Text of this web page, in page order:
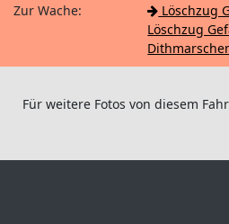
Zur Wache:
Löschzug
Löschzug
Für weitere Fotos von diesem